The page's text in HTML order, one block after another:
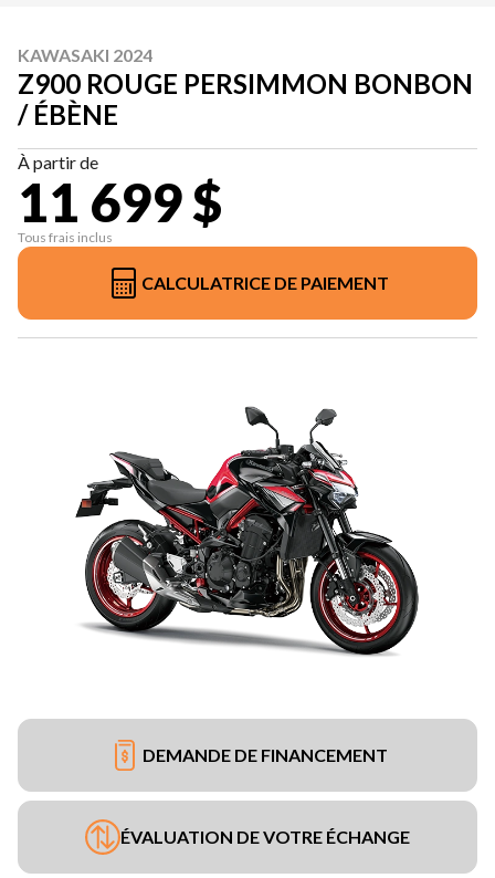
KAWASAKI 2024
Z900 ROUGE PERSIMMON BONBON
/ ÉBÈNE
À partir de
11 699 $
Tous frais inclus
CALCULATRICE DE PAIEMENT
DEMANDE DE FINANCEMENT
ÉVALUATION DE VOTRE ÉCHANGE